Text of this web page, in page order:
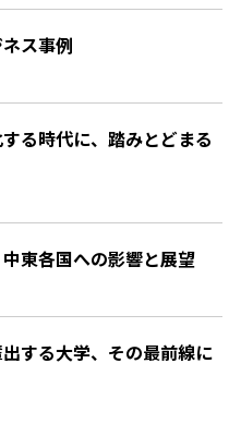
ス事例
る時代に、踏みとどまる
東各国への影響と展望
する大学、その最前線に